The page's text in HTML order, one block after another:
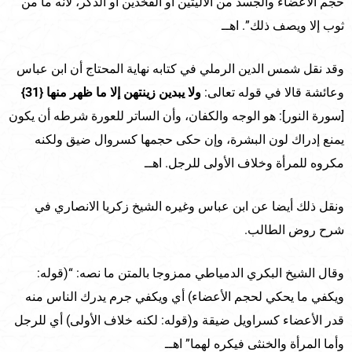
ثوب إلا ويصف ذلك”. اهــ
وقد نقل شمس الدين الرملي في كتابه نهاية المحتاج أن ابن عباس
وعائشة قالا في قوله تعالى: ولا يبدين زينتهن إلا ما ظهر منها {31}
[سورة النور]: هو الوجه والكفان، وأن الساتر للعورة شرطه أن يكون
يمنع إدراك لون البشرة، وإن حكى حجمها كسروال ضيق ولكنه
مكروه للمرأة وخلاف الأولى للرجل. اهــ
ونقل ذلك أيضا عن ابن عباس وغيره الشيخ زكريا الانصاري في
شرح روض الطالب.
وقال الشيخ البكري الدمياطي ممزوجا بالمتن ما نصه: “(قوله:
ويكفي ما يحكي لحجم الأعضاء) أي ويكفي جرم يدرك الناس منه
قدر الأعضاء كسراويل ضيقة و(قوله: لكنه خلاف الأولى) أي للرجل
وأما المرأة والخنثى فيكره لهما” اهــ